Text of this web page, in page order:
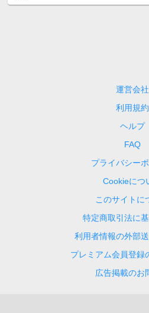
運営会社
利用規約
ヘルプ
FAQ
プライバシー
Cookieにつ
このサイトに
特定商取引法に
利用者情報の外部
プレミアム会員登録
広告掲載のお